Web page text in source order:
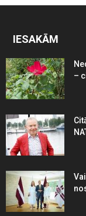
IESAKĀM
–